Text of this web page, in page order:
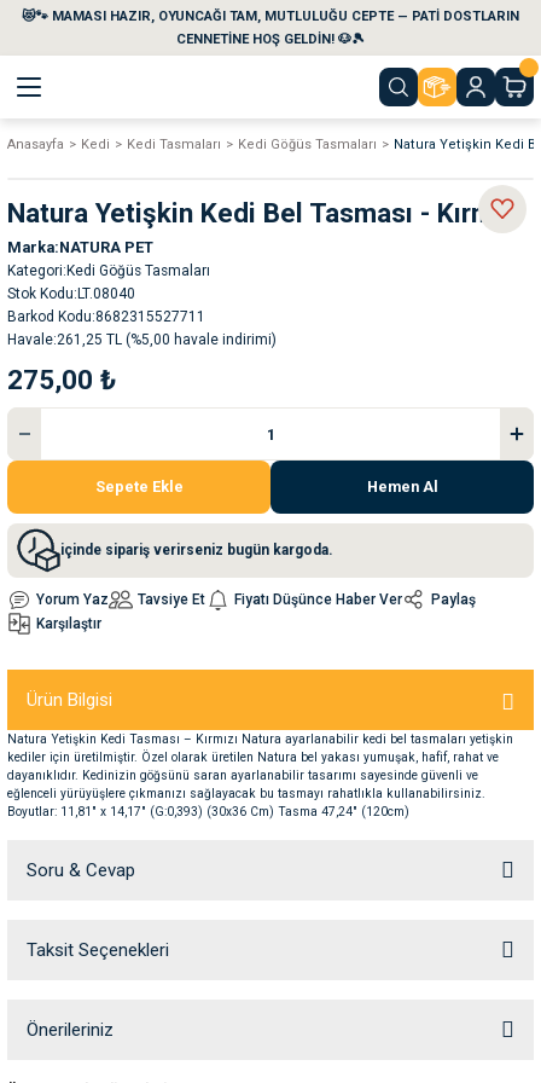
😻🐾 MAMASI HAZIR, OYUNCAĞI TAM, MUTLULUĞU CEPTE — PATİ DOSTLARIN
CENNETİNE HOŞ GELDİN! 🐶🎾
Geri Dön
Geri Dön
Temizlik Ürünleri
Su Kabları
Seyahat Ürünleri
Geri Dön
Geri Dön
Geri Dön
Geri Dön
Anasayfa Kedi Kedi Tasmaları Kedi Göğüs Tasmaları Natura Yetişkin Kedi
Natura Yetişkin Kedi Bel Tasması - Kırmızı
Marka NATURA PET
Kategori Kedi Göğüs Tasmaları
Stok Kodu LT.08040
Barkod Kodu 8682315527711
Havale 261,25 TL (%5,00 havale indirimi)
275,00 ₺
Sepete Ekle Hemen Al
içinde sipariş verirseniz bugün kargoda.
Yorum Yaz Tavsiye Et Fiyatı Düşünce Haber Ver
Paylaş
Karşılaştır
Ürün Bilgisi
Natura Yetişkin Kedi Tasması – Kırmızı Natura ayarlanabilir kedi bel tasmaları yetişkin
kediler için üretilmiştir. Özel olarak üretilen Natura bel yakası yumuşak, hafif, rahat ve
dayanıklıdır. Kedinizin göğsünü saran ayarlanabilir tasarımı sayesinde güvenli ve
eğlenceli yürüyüşlere çıkmanızı sağlayacak bu tasmayı rahatlıkla kullanabilirsiniz.
Boyutlar: 11,81" x 14,17" (G:0,393) (30x36 Cm) Tasma 47,24" (120cm)
Soru & Cevap
Ürün hakkında henüz soru sorulmamış.
Taksit Seçenekleri
Önerileriniz